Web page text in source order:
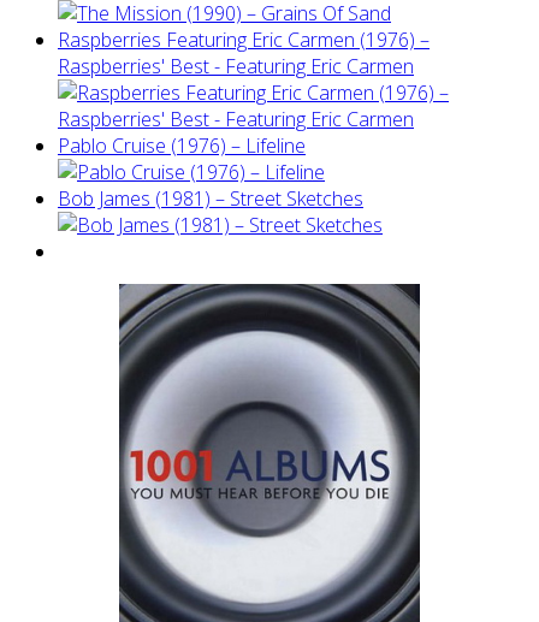
Raspberries Featuring Eric Carmen (1976) –
Raspberries' Best - Featuring Eric Carmen
Pablo Cruise (1976) – Lifeline
Bob James (1981) – Street Sketches